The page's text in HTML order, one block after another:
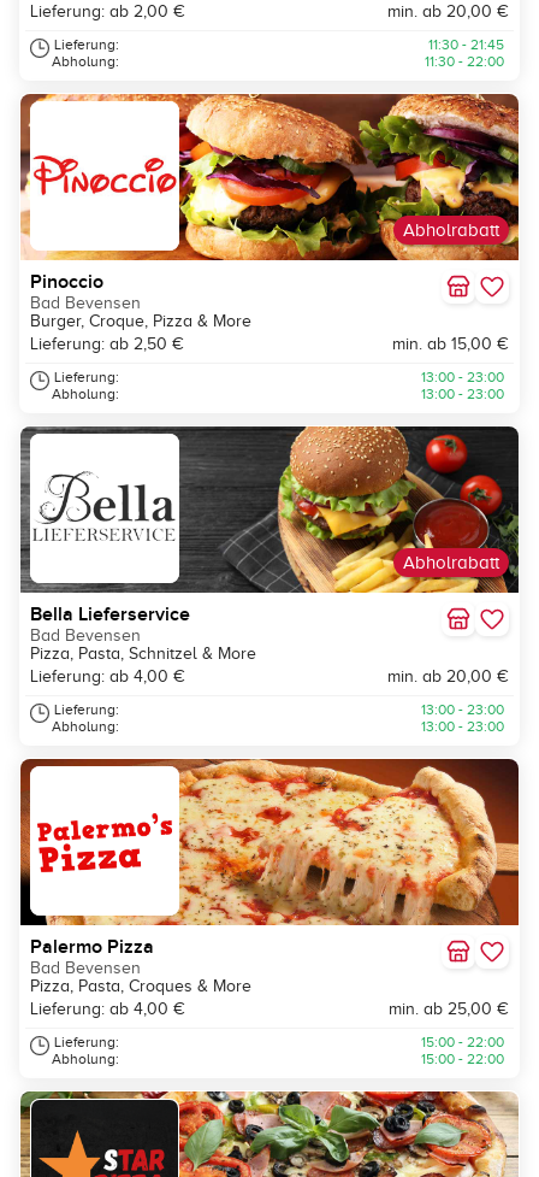
Lieferung: ab 2,00 €
min. ab 20,00 €
Lieferung:
Abholung:
11:30 - 21:45
11:30 - 22:00
Abholrabatt
Pinoccio
Bad Bevensen
Burger, Croque, Pizza & More
Lieferung: ab 2,50 €
min. ab 15,00 €
Lieferung:
Abholung:
13:00 - 23:00
13:00 - 23:00
Abholrabatt
Bella Lieferservice
Bad Bevensen
Pizza, Pasta, Schnitzel & More
Lieferung: ab 4,00 €
min. ab 20,00 €
Lieferung:
Abholung:
13:00 - 23:00
13:00 - 23:00
Palermo Pizza
Bad Bevensen
Pizza, Pasta, Croques & More
Lieferung: ab 4,00 €
min. ab 25,00 €
Lieferung:
Abholung:
15:00 - 22:00
15:00 - 22:00